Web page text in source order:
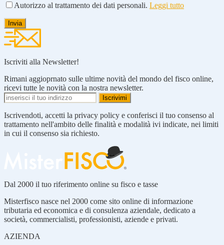
Autorizzo al trattamento dei dati personali. Leggi tutto
Iscriviti alla Newsletter!
Rimani aggioprnato sulle ultime novità del mondo del fisco online,
ricevi tutte le novità con la nostra newsletter.
Iscrivendoti, accetti la privacy policy e conferisci il tuo consenso al
trattamento nell'ambito delle finalità e modalità ivi indicate, nei limiti
in cui il consenso sia richiesto.
Dal 2000 il tuo riferimento online su fisco e tasse
Misterfisco nasce nel 2000 come sito online di informazione
tributaria ed economica e di consulenza aziendale, dedicato a
società, commercialisti, professionisti, aziende e privati.
AZIENDA